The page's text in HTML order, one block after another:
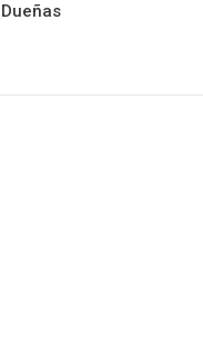
Dueñas